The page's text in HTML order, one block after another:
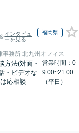
インタビュ
ーを見る
福岡県
事務所 北九州オフィス
方法(対面・
・ビデオな
応相談
営業時間：0
9:00~21:00
（平日）